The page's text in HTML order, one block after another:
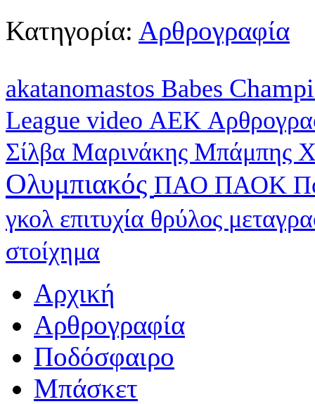
Κατηγορία: Αρθρογραφία
akatanomastos Babes
League video ΑΕΚ
Σίλβα Μαρινάκης Μπάμπης
Ολυμπιακός ΠΑΟ ΠΑΟΚ
γκολ επιτυχία θρύλος
στοίχημα
Αρχική
Αρθρογραφία
Ποδόσφαιρο
Μπάσκετ